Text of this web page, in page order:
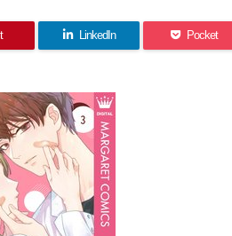
LinkedIn Pocket